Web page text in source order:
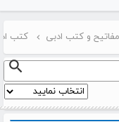
و کتب ادبی کتب